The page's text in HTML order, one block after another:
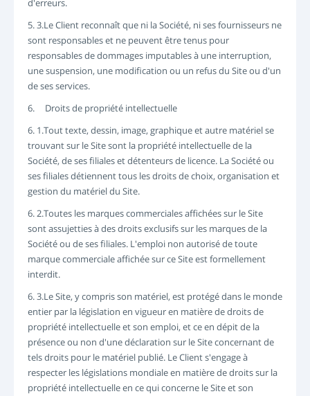
d'erreurs.
5. 3.Le Client reconnaît que ni la Société, ni ses fournisseurs ne
sont responsables et ne peuvent être tenus pour
responsables de dommages imputables à une interruption,
une suspension, une modification ou un refus du Site ou d'un
de ses services.
6. Droits de propriété intellectuelle
6. 1.Tout texte, dessin, image, graphique et autre matériel se
trouvant sur le Site sont la propriété intellectuelle de la
Société, de ses filiales et détenteurs de licence. La Société ou
ses filiales détiennent tous les droits de choix, organisation et
gestion du matériel du Site.
6. 2.Toutes les marques commerciales affichées sur le Site
sont assujetties à des droits exclusifs sur les marques de la
Société ou de ses filiales. L'emploi non autorisé de toute
marque commerciale affichée sur ce Site est formellement
interdit.
6. 3.Le Site, y compris son matériel, est protégé dans le monde
entier par la législation en vigueur en matière de droits de
propriété intellectuelle et son emploi, et ce en dépit de la
présence ou non d'une déclaration sur le Site concernant de
tels droits pour le matériel publié. Le Client s'engage à
respecter les législations mondiale en matière de droits sur la
propriété intellectuelle en ce qui concerne le Site et son